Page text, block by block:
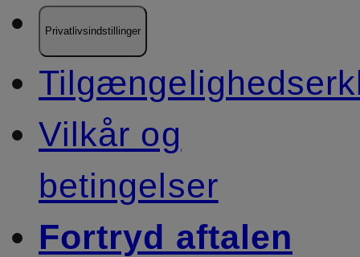
Privatlivsindstillinger
Vilkår og
betingelser
Fortryd aftalen